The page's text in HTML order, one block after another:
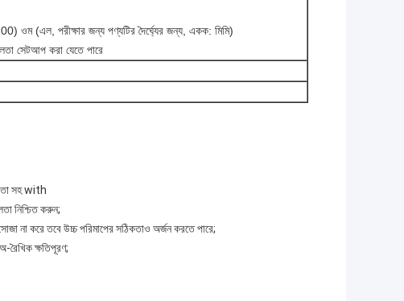
ওম (এল, পরীক্ষার জন্য পণ্যটির দৈর্ঘ্যের জন্য, একক: মিমি)
সেটআপ করা যেতে পারে
সহ with
নিশ্চিত করুন;
না করে তবে উচ্চ পরিমাপের সঠিকতাও অর্জন করতে পারে;
ক্ষতিপূরণ;